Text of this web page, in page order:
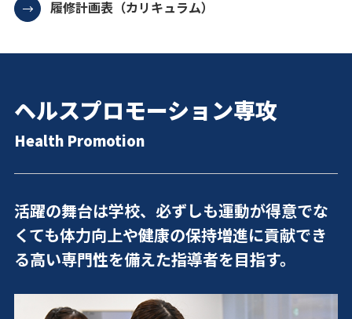
履修計画表（カリキュラム）
ヘルスプロモーション専攻
Health Promotion
活躍の舞台は学校、必ずしも運動が得意でな
くても体力向上や健康の保持増進に貢献でき
る高い専門性を備えた指導者を目指す。